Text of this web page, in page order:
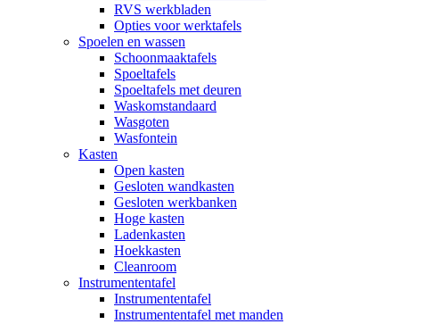
RVS werkbladen
Opties voor werktafels
Spoelen en wassen
Schoonmaaktafels
Spoeltafels
Spoeltafels met deuren
Waskomstandaard
Wasgoten
Wasfontein
Kasten
Open kasten
Gesloten wandkasten
Gesloten werkbanken
Hoge kasten
Ladenkasten
Hoekkasten
Cleanroom
Instrumententafel
Instrumententafel
Instrumententafel met manden